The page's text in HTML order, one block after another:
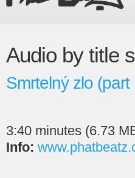
Audio by title
Smrtelný zlo
3:40 minutes (6.73
Info: